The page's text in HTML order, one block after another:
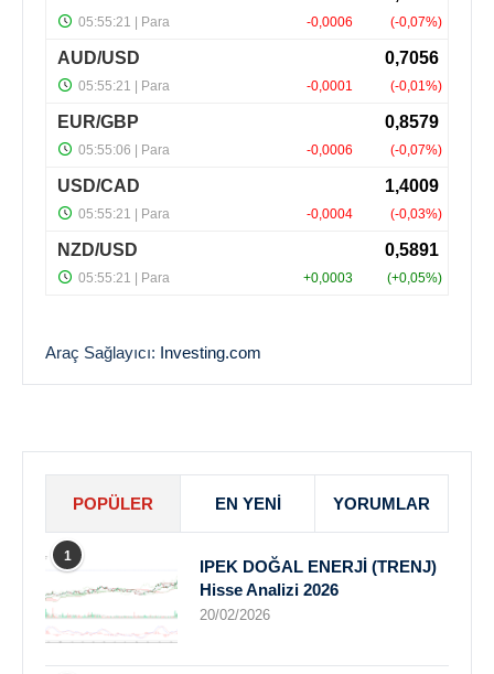
Araç Sağlayıcı: Investing.com
POPÜLER EN YENI YORUMLAR
1
IPEK DOĞAL ENERJİ (TRENJ)
Hisse Analizi 2026
20/02/2026